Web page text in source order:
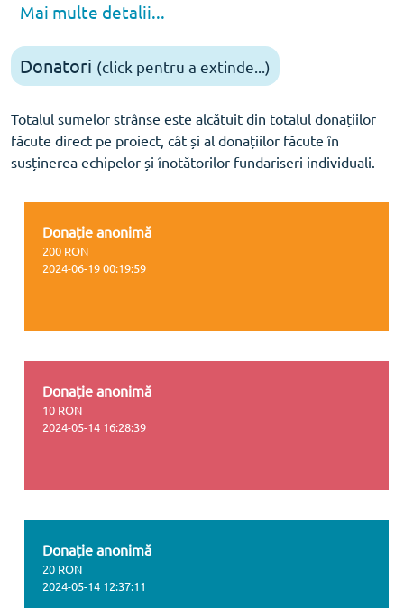
Mai multe detalii...
Donatori (click pentru a extinde...)
Totalul sumelor strânse este alcătuit din totalul donațiilor
făcute direct pe proiect, cât și al donațiilor făcute în
susținerea echipelor și înotătorilor-fundariseri individuali.
Donație anonimă
200 RON
2024-06-19 00:19:59
Donație anonimă
10 RON
2024-05-14 16:28:39
Donație anonimă
20 RON
2024-05-14 12:37:11